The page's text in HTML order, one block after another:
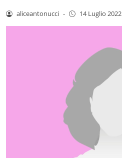
aliceantonucci - 14 Luglio 2022